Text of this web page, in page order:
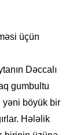
üçün
Dəccalı
gumbultu
yəni böyük bir
Hələlik